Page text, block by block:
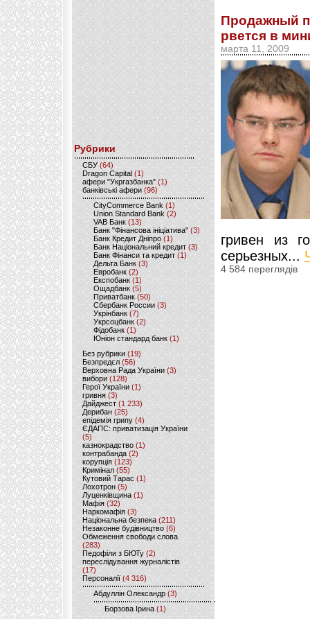
Рубрики
CБУ (64)
Dragon Capital (1)
афери "Укргазбанка" (1)
банківські афери (96)
CityCommerce Bank (1)
Union Standard Bank (2)
VAB Банк (13)
Банк "Фінансова ініціатива" (3)
Банк Кредит Дніпро (1)
Банк Національний кредит (3)
Банк Фінанси та кредит (1)
Дельта Банк (3)
Евробанк(2)
Експобанк (1)
Ощадбанк(5)
Приватбанк (50)
Сбербанк России (3)
Укрінбанк(7)
Укрсоцбанк (2)
Фідобанк (1)
Юніон стандард банк(1)
Без рубрики (19)
Безпредєл(56)
Верховна Рада України (3)
вибори(128)
Герої України(1)
гривня (3)
Дайджест (1 233)
Дерибан (25)
епідемія грипу (4)
ЄДАПС: приватизація України
(5)
казнокрадство (1)
контрабанда (2)
корупція (123)
Кримінал (55)
Кутовий Тарас (1)
Лохотрон(5)
Луценківщина (1)
Мафія (32)
Наркомафія (3)
Національна безпека (211)
Незаконне будівництво(6)
Обмеження свободи слова
(283)
Педофіли з БЮТу (2)
переслідування журналістів
(17)
Персоналії (4 316)
Абдуллін Олександр (3)
Борзова Ірина(1)
Продажный
рвется в
марта 11, 2009
гривен из
серьезных...
4 584 переглядів